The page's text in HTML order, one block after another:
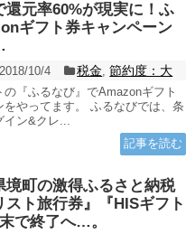
還元率60%が現実に！ふ
ギフト券キャンペーン
2018/10/4 税金,節約度：大
『ふるなび』でAmazonギフト
をやってます。 ふるなびでは、条
イン&クレ...
記事を読む
境町の激得ふるさと納税
スト旅行券』『HISギフト
で終了へ…。